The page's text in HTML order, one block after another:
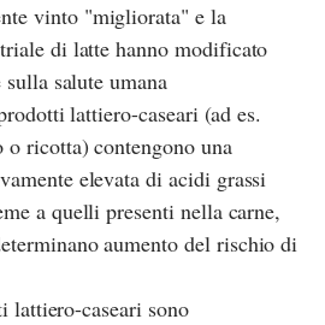
vinto "migliorata" e la
di latte hanno modificato
salute umana
lattiero-caseari (ad es.
ricotta) contengono una
elevata di acidi grassi
a quelli presenti nella carne,
aumento del rischio di
lattiero-caseari sono